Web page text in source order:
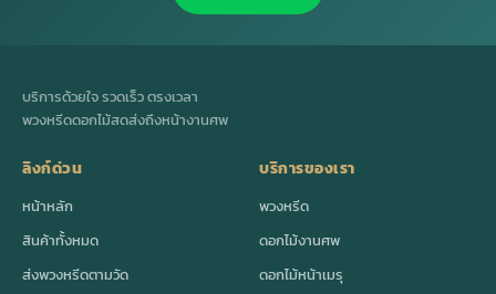
บริการด้วยใจ รวดเร็ว ตรงเวลา
พวงหรีดดอกไม้สดส่งถึงหน้างานศพ
ลิงก์ด่วน
หน้าหลัก
สินค้าทั้งหมด
ส่งพวงหรีดตามวัด
บริการของเรา
พวงหรีด
ดอกไม้งานศพ
ดอกไม้หน้าเมรุ